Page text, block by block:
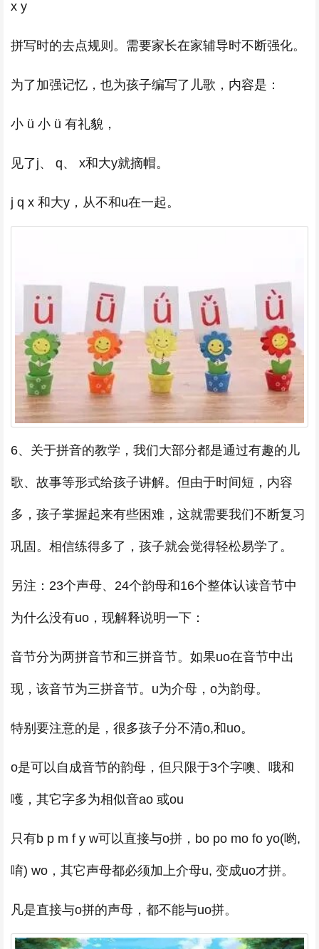
x y
拼写时的去点规则。需要家长在家辅导时不断强化。
为了加强记忆，也为孩子编写了儿歌，内容是：
小 ü 小 ü 有礼貌，
见了j、 q、 x和大y就摘帽。
j q x 和大y，从不和u在一起。
6、关于拼音的教学，我们大部分都是通过有趣的儿
歌、故事等形式给孩子讲解。但由于时间短，内容
多，孩子掌握起来有些困难，这就需要我们不断复习
巩固。相信练得多了，孩子就会觉得轻松易学了。
另注：23个声母、24个韵母和16个整体认读音节中
为什么没有uo，现解释说明一下：
音节分为两拼音节和三拼音节。如果uo在音节中出
现，该音节为三拼音节。u为介母，o为韵母。
特别要注意的是，很多孩子分不清o,和uo。
o是可以自成音节的韵母，但只限于3个字噢、哦和
嚄，其它字多为相似音ao 或ou
只有b p m f y w可以直接与o拼，bo po mo fo yo(哟,
唷) wo，其它声母都必须加上介母u, 变成uo才拼。
凡是直接与o拼的声母，都不能与uo拼。